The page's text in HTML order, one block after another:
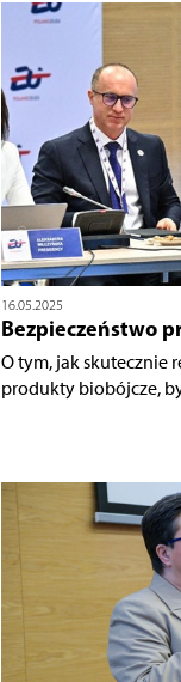
16.05.2025
Bezpieczeństwo
O tym, jak skutecznie
produkty biobójcze,